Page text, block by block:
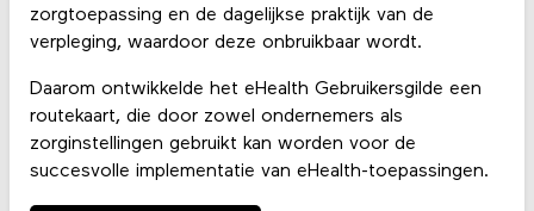
zorgtoepassing en de dagelijkse praktijk van de
verpleging, waardoor deze onbruikbaar wordt.
Daarom ontwikkelde het eHealth Gebruikersgilde een
routekaart, die door zowel ondernemers als
zorginstellingen gebruikt kan worden voor de
succesvolle implementatie van eHealth-toepassingen.